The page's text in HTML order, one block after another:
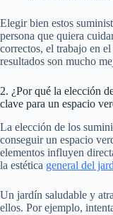
Elegir bien estos
persona que quiera
correctos, el trabajo en
resultados son mucho
2. ¿Por qué la elección
clave para un espacio
La elección de los
conseguir un espacio
elementos influyen
la estética general del
Un jardín saludable y
ellos. Por ejemplo,